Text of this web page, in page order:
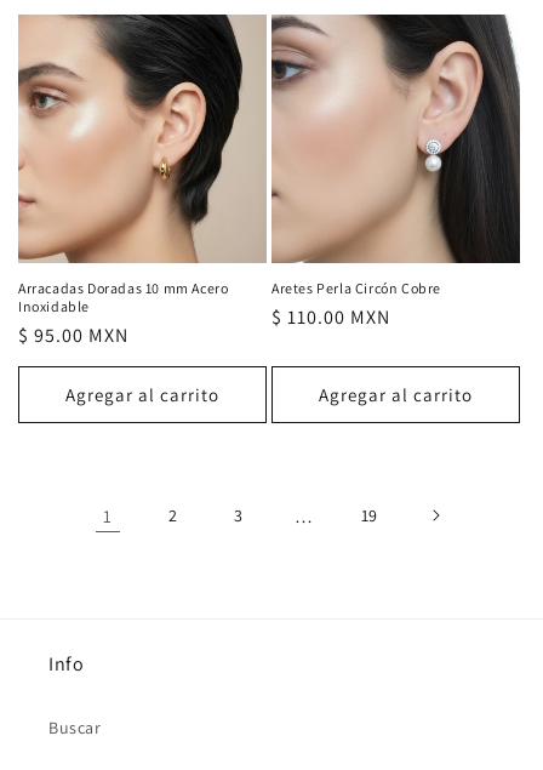
Arracadas Doradas 10 mm Acero
Inoxidable
Precio
habitual
$ 95.00 MXN
Agregar al carrito
Aretes Perla Circón Cobre
Precio
$ 110.00 MXN
Agregar al carrito
1 2 3 … 19
Info
Buscar